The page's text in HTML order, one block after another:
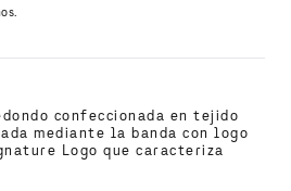
confeccionada en tejido
mediante la banda con logo
Logo que caracteriza